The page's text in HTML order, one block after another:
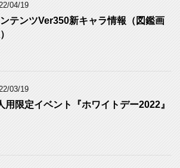
04/19
テンツVer350新キャラ情報（図鑑画
03/19
用限定イベント『ホワイトデー2022』